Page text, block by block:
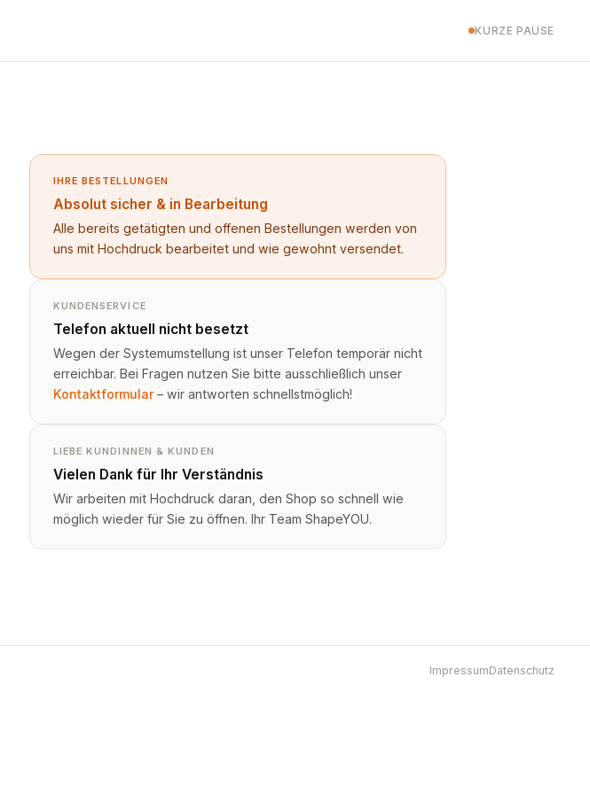
KURZE PAUSE
IHRE BESTELLUNGEN
Absolut sicher & in Bearbeitung
Alle bereits getätigten und offenen Bestellungen werden von
uns mit Hochdruck bearbeitet und wie gewohnt versendet.
KUNDENSERVICE
Telefon aktuell nicht besetzt
Wegen der Systemumstellung ist unser Telefon temporär nicht
erreichbar. Bei Fragen nutzen Sie bitte ausschließlich unser
Kontaktformular– wir antworten schnellstmöglich!
LIEBE KUNDINNEN & KUNDEN
Vielen Dank für Ihr Verständnis
Wir arbeiten mit Hochdruck daran, den Shop so schnell wie
möglich wieder für Sie zu öffnen. Ihr Team ShapeYOU.
ImpressumDatenschutz